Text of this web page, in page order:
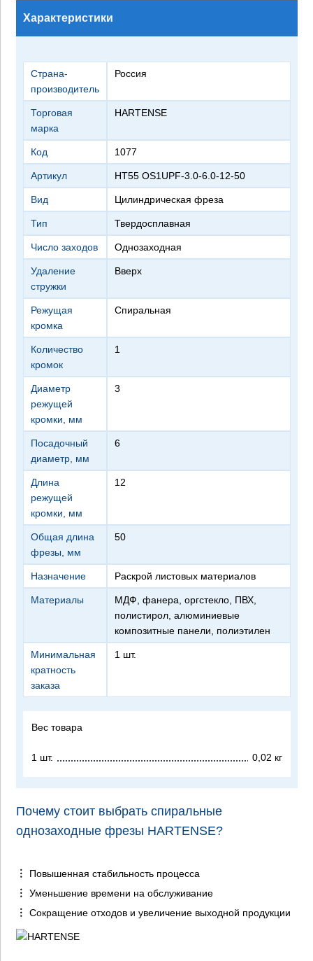
Характеристики
Страна-
производитель
Россия
Торговая
марка
HARTENSE
Код 1077
Артикул HT55 OS1UPF-3.0-6.0-12-50
Вид цилиндрическая фреза
Тип твердосплавная
Число заходов однозаходная
Удаление
стружки
вверх
Режущая
кромка
спиральная
Количество
кромок
1
Диаметр
режущей
кромки, мм
3
Посадочный
диаметр, мм
6
Длина
режущей
кромки, мм
12
Общая длина
фрезы, мм
50
Назначение раскрой листовых материалов
Материалы
МДФ, фанера, оргстекло, ПВХ,
полистирол, алюминиевые
композитные панели, полиэтилен
Минимальная
кратность
заказа
1 шт.
Вес товара
1 шт. 0,02 кг
Почему стоит выбрать спиральные
однозаходные фрезы HARTENSE?
Повышенная стабильность процесса
Уменьшение времени на обслуживание
Сокращение отходов и увеличение выходной продукции